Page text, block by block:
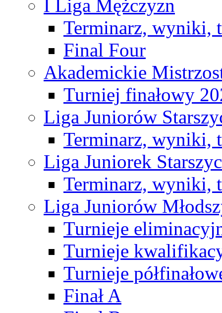
I Liga Mężczyzn
Terminarz, wyniki,
Final Four
Akademickie
Turniej finałowy
Liga Juniorów
Terminarz, wyniki,
Liga Juniorek
Terminarz, wyniki,
Liga Juniorów
Turnieje
Turnieje
Turnieje
Finał A